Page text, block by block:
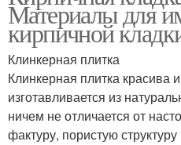
Материалы для
кирпичной
Клинкерная плитка
Клинкерная плитка красива
изготавливается из
ничем не отличается от
фактуру, пористую